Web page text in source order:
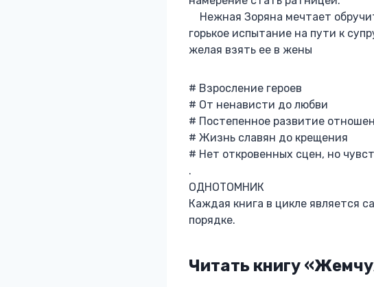
Нежная Зоряна мечтает
горькое испытание на пути к
желая взять ее в жены
# Взросление героев
# От ненависти до любви
# Постепенное развитие
# Жизнь славян до крещения
# Нет откровенных сцен, но
.
‍ОДНОТОМНИК
Каждая книга в цикле является
порядке.
Читать книгу